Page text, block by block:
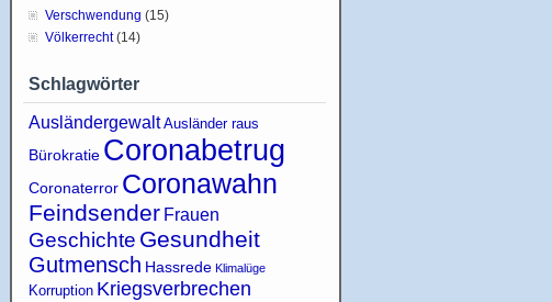
Verschwendung (15)
Völkerrecht(14)
Schlagwörter
Ausländergewalt Ausländer raus
Bürokratie Coronabetrug
Coronaterror Coronawahn
Feindsender Frauen
Geschichte Gesundheit
Gutmensch Hassrede Klimalüge
Korruption Kriegsverbrechen